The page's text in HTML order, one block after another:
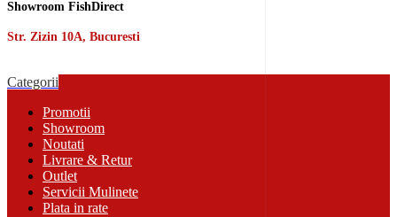
Showroom FishDirect
Str. Zizin 10A, Bucuresti
Categorii
Promotii
Showroom
Noutati
Livrare & Retur
Outlet
Servicii Mulinete
Plata in rate